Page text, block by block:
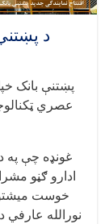
د
پښتنې بانک
عصري
ادارو ګڼو
خوست میشتو
نورالله عارفي